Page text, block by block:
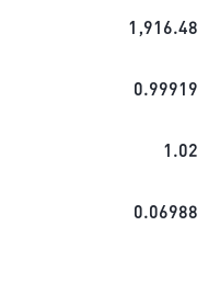
1,916.48
0.99919
1.02
0.06988